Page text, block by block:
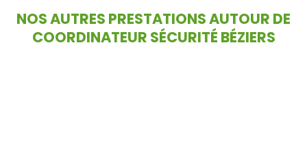
NOS AUTRES PRESTATIONS AUTOUR DE
COORDINATEUR SÉCURITÉ BÉZIERS